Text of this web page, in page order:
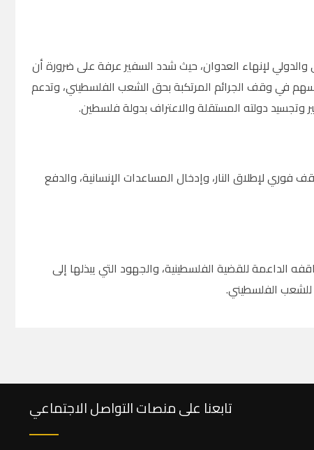
والدولي لإنهاء العدوان، حيث شدد السفير عرفة على ضرورة أن
في وقف الجرائم المرتكبة بحق الشعب الفلسطيني، وتدعم
دولته المستقلة والاعتراف بدولة فلسطين.
فوري لإطلاق النار، وإدخال المساعدات الإنسانية، والدفع
الداعمة للقضية الفلسطينية، والجهود التي يبذلها إلى
للشعب الفلسطيني.
تابعنا على منصات التواصل الاجتماعي